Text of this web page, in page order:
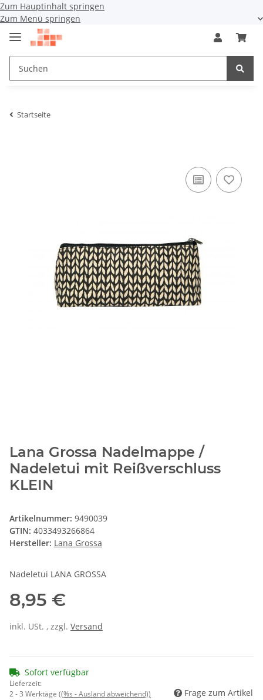
Zum Hauptinhalt springen
Zum Menü springen
Startseite
Lana Grossa Nadelmappe /
Nadeletui mit Reißverschluss
KLEIN
Artikelnummer: 9490039
GTIN: 4033493266864
Hersteller: Lana Grossa
Nadeletui LANA GROSSA
8,95 €
inkl. USt. , zzgl. Versand
Sofort verfügbar
Lieferzeit:
2 - 3 Werktage ((%s - Ausland abweichend)) Frage zum Artikel